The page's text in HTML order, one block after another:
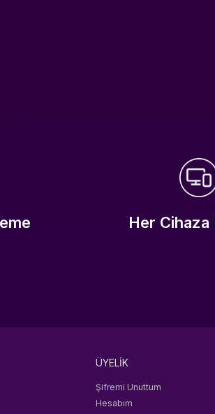
Her Cihaza
ÜYELİK
Şifremi Unuttum
Hesabım